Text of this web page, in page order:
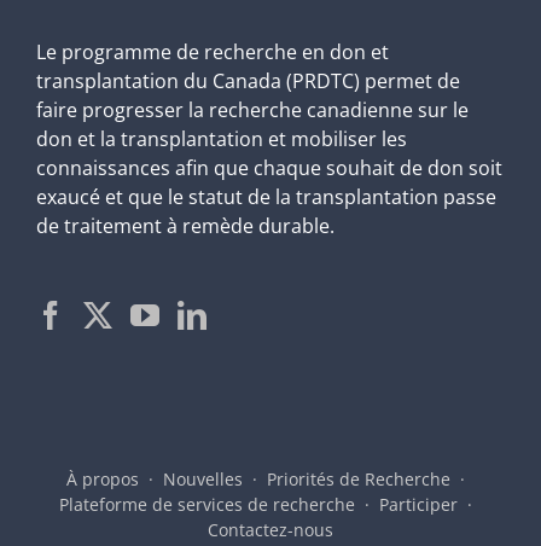
Le programme de recherche en don et
transplantation du Canada (PRDTC) permet de
faire progresser la recherche canadienne sur le
don et la transplantation et mobiliser les
connaissances afin que chaque souhait de don soit
exaucé et que le statut de la transplantation passe
de traitement à remède durable.
À propos Nouvelles
Priorités de Recherche
Plateforme de services de recherche
Participer
Contactez-nous